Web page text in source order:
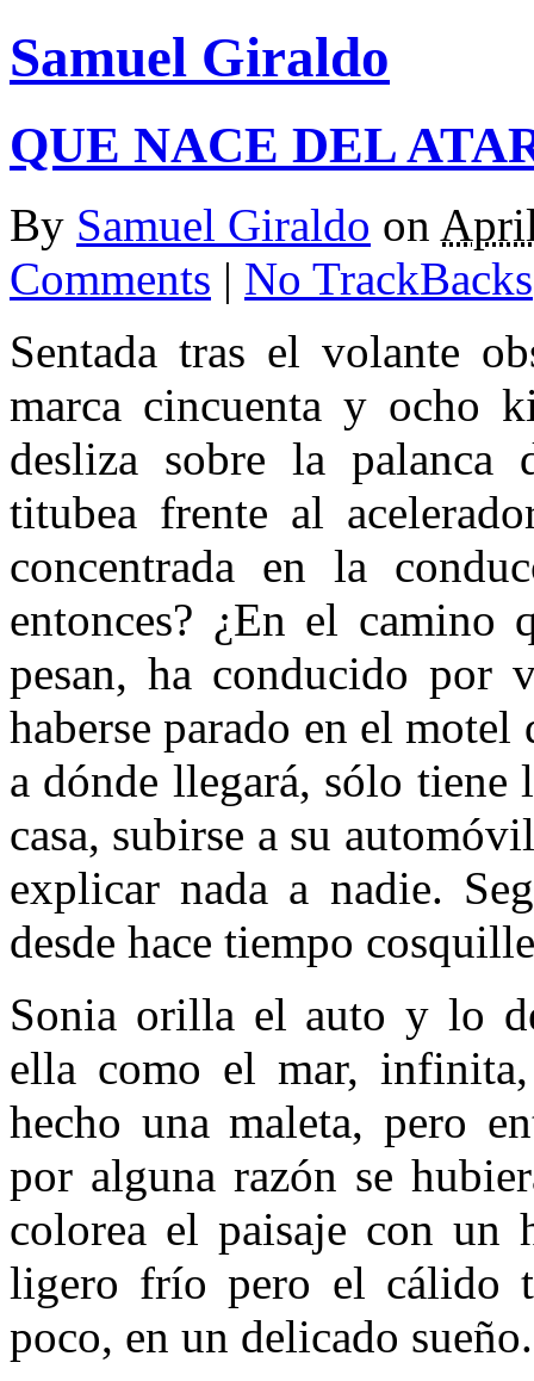
Samuel Giraldo
QUE NACE DEL
By Samuel Giraldo on
Comments | No TrackBacks
Sentada tras el volante
marca cincuenta y ocho
desliza sobre la palanca
titubea frente al
concentrada en la
entonces? ¿En el camino
pesan, ha conducido por
haberse parado en el motel
a dónde llegará, sólo tiene
casa, subirse a su
explicar nada a nadie.
desde hace tiempo
Sonia orilla el auto y lo
ella como el mar,
hecho una maleta, pero
por alguna razón se
colorea el paisaje con un
ligero frío pero el cálido
poco, en un delicado sueño.